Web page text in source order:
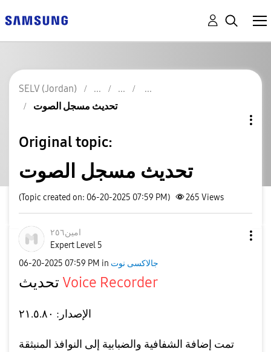
SELV (Jordan)
تحديث مسجل الصوت
Original topic:
تحديث مسجل الصوت
(Topic created on: 06-20-2025 07:59 PM) 265 Views
امين٢٥٦
Expert Level 5
‎06-20-2025 07:59 PM in جالاكسى نوت
Voice Recorder
الإصدار: ٢١.٥.٨٠
تمت إضافة الشفافية والضبابية إلى النوافذ المنبثقة